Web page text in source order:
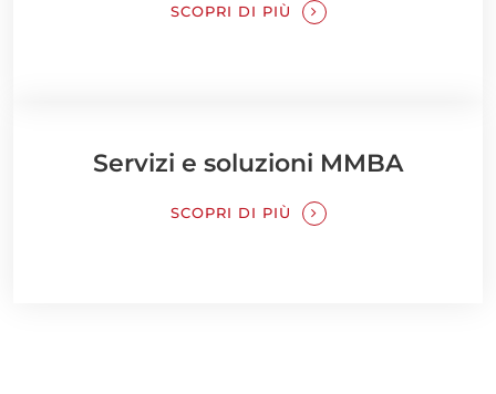
SCOPRI DI PIÙ
Servizi e soluzioni MMBA
SCOPRI DI PIÙ